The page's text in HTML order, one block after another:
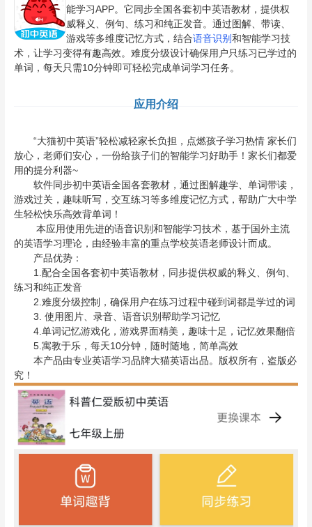
能学习APP。它同步全国各套初中英语教材，提供权
威释义、例句、练习和纯正发音。通过图解、带读、
游戏等多维度记忆方式，结合语音识别和智能学习技
术，让学习变得有趣高效。难度分级设计确保用户只练习已学过的
单词，每天只需10分钟即可轻松完成单词学习任务。
应用介绍
“大猫初中英语”轻松减轻家长负担，点燃孩子学习热情 家长们
放心，老师们安心，一份给孩子们的智能学习好助手！家长们都爱
用的提分利器~
软件同步初中英语全国各套教材，通过图解趣学、单词带读，
游戏过关，趣味听写，交互练习等多维度记忆方式，帮助广大中学
生轻松快乐高效背单词！
本应用使用先进的语音识别和智能学习技术，基于国外主流
的英语学习理论，由经验丰富的重点学校英语老师设计而成。
产品优势：
1.配合全国各套初中英语教材，同步提供权威的释义、例句、
练习和纯正发音
2.难度分级控制，确保用户在练习过程中碰到词都是学过的词
3. 使用图片、录音、语音识别帮助学习记忆
4.单词记忆游戏化，游戏界面精美，趣味十足，记忆效果翻倍
5.寓教于乐，每天10分钟，随时随地，简单高效
本产品由专业英语学习品牌大猫英语出品。版权所有，盗版必
究！